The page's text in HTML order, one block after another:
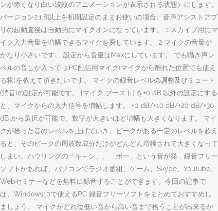
ンが赤くなり白い波紋のアニメーションが表示される状態）にします。
バージョン2.1.8以上を初期設定のままお使いの場合、音声アシストアプ
リの起動直後は自動的にマイクオンになっています。 1 スカイプ用にマ
イク入力音量を増幅できるマイクを探しています。 2 マイクの音量が
かなり小さいです。 設定から音量はMaxにしています。 でも囁き声レ
ベルの音しか入って 3 PC配信用マイク(マイクから離れた位置でも使え
る物)を教えて頂きたいです。 マイクの録音レベルの調整及びミュート
(消音)の設定が可能です。 [マイク ブースト] を+0 dB 以外の設定にする
と、マイクからの入力信号を増幅します。 +0 dB/+10 dB/+20 dB/+30
dB から選択が可能で、数字が大きいほど増幅も大きくなります。 マイ
クが拾った音のレベルを上げていき、ピークがある一定のレベルを超え
ると、そのピークの周波数成分だけがどんどん増幅されて大きくなって
しまい、ハウリングの「キ～ン」、「ボー」という音が発 … 録音フリー
ソフトがあれば、パソコンでラジオ番組、ゲーム、Skype、YouTube、
Webセミナーなどを無料に録音することができます。今回の記事で
は、Windows10で使えるPC 録音フリーソフトをまとめておすすめし
ましょう。 マイクがどれ位低い音から高い音まで拾うことが出来るか